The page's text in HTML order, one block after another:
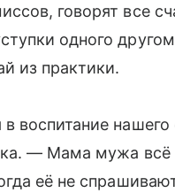
говорят все
одного
из практики.
воспитание
— Мама мужа всё
её не